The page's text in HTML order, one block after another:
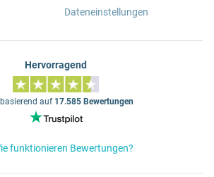
Dateneinstellungen
Hervorragend
auf 17.585 Bewertungen
funktionieren Bewertungen?